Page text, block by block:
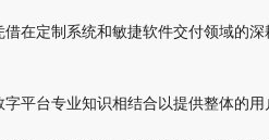
在定制系统和敏捷软件交付领域的
平台专业知识相结合以提供整体的用